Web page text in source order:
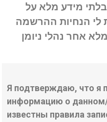
מידע מלא על
לי הנחיות ההרשמה
אחר נהלי ניומן
Я подтверждаю, что я
информацию о
известны правила